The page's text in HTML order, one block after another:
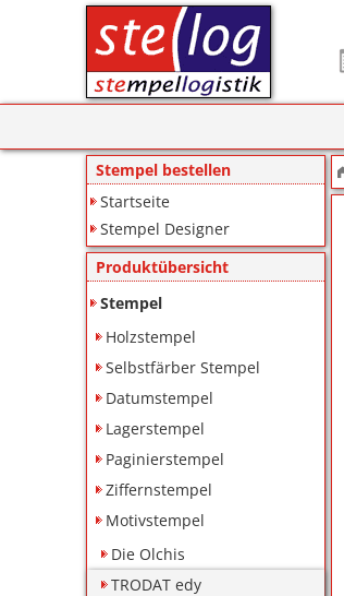
Stempel bestellen
Startseite
Stempel Designer
Produktübersicht
Stempel
Holzstempel
Selbstfärber Stempel
Datumstempel
Lagerstempel
Paginierstempel
Ziffernstempel
Motivstempel
Die Olchis
TRODAT edy